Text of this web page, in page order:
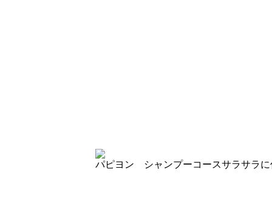
パピヨン シャンプーコースサラサラ